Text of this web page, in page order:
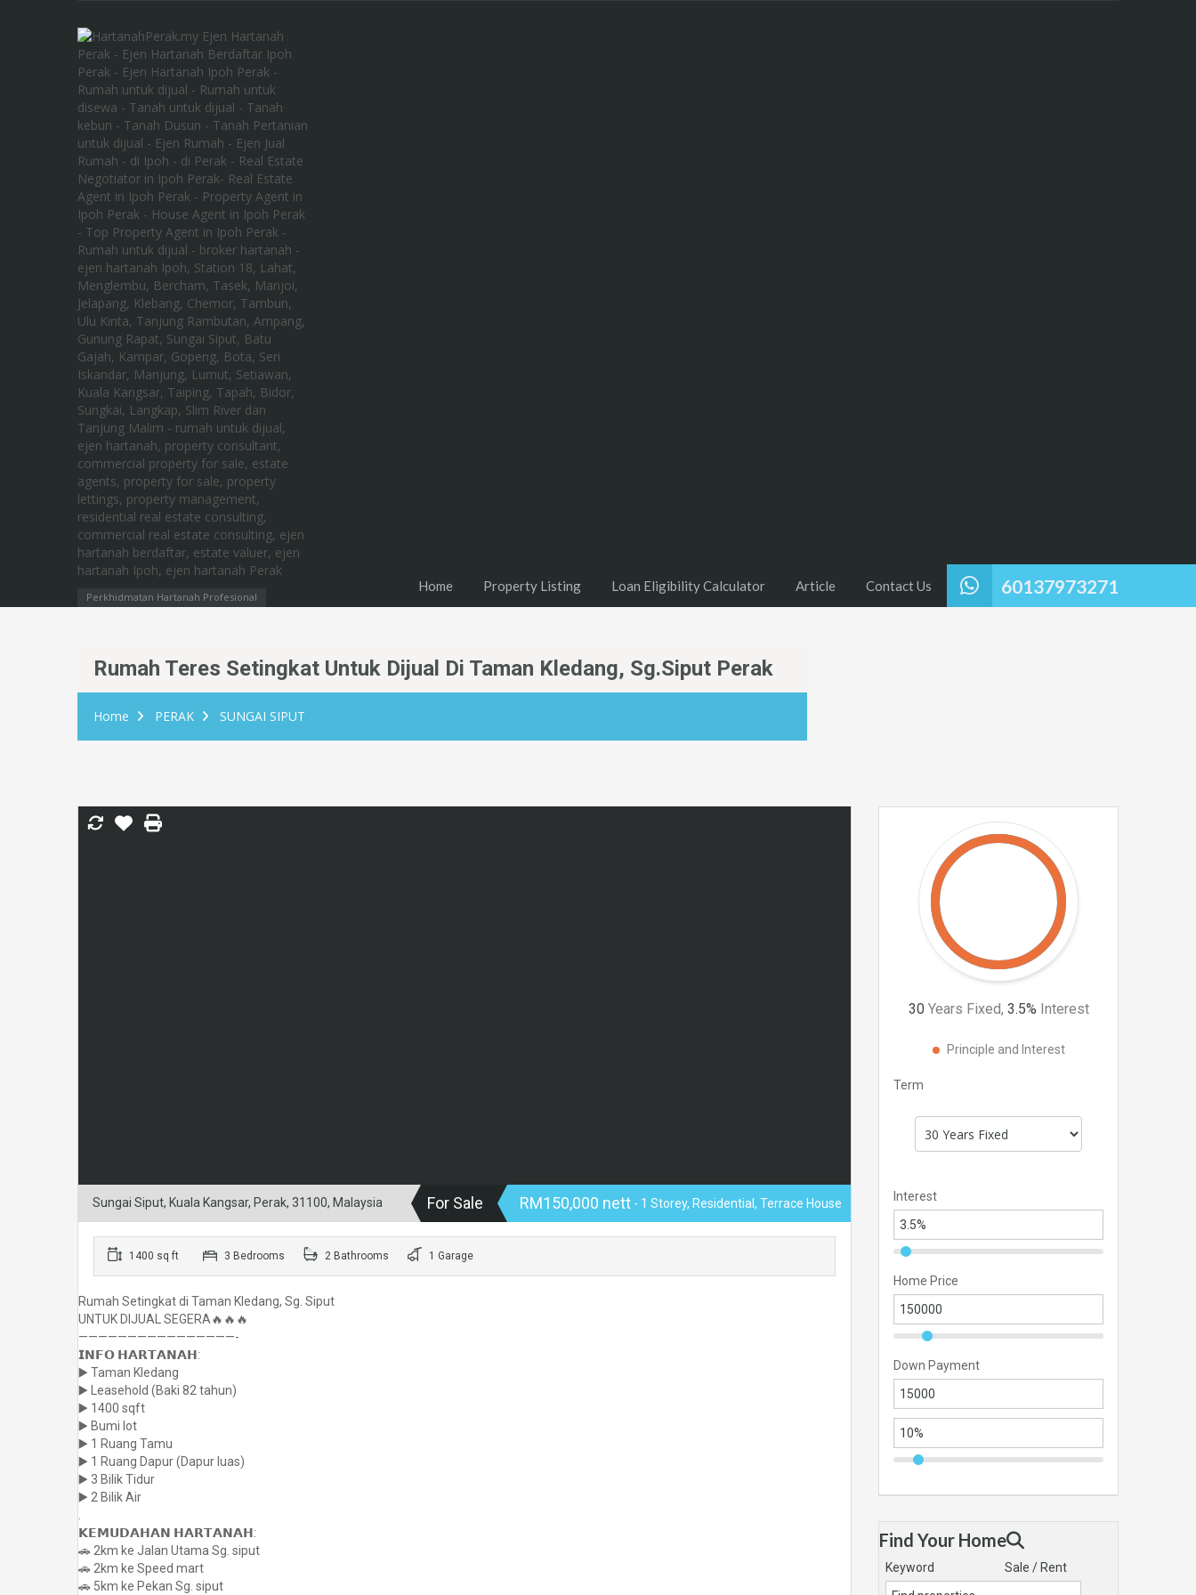
Perkhidmatan Hartanah Profesional 60137973271
Home Property Listing Loan Eligibility Calculator Article Contact Us
Rumah Teres Setingkat Untuk Dijual Di Taman Kledang, Sg.Siput Perak
Home PERAK SUNGAI SIPUT
Sungai Siput, Kuala Kangsar, Perak, 31100, Malaysia For Sale RM150,000 nett - 1 Storey, Residential, Terrace House
1400 sq ft 3 Bedrooms 2 Bathrooms 1 Garage
Rumah Setingkat di Taman Kledang, Sg. Siput
UNTUK DIJUAL SEGERA🔥🔥🔥
————————————————-
𝗜𝗡𝗙𝗢 𝗛𝗔𝗥𝗧𝗔𝗡𝗔𝗛:
▶️ Taman Kledang
▶️ Leasehold (Baki 82 tahun)
▶️ 1400 sqft
▶️ Bumi lot
▶️ 1 Ruang Tamu
▶️ 1 Ruang Dapur (Dapur luas)
▶️ 3 Bilik Tidur
▶️ 2 Bilik Air
.
𝗞𝗘𝗠𝗨𝗗𝗔𝗛𝗔𝗡 𝗛𝗔𝗥𝗧𝗔𝗡𝗔𝗛:
🚗 2km ke Jalan Utama Sg. siput
🚗 2km ke Speed mart
🚗 5km ke Pekan Sg. siput
30 Years Fixed, 3.5% Interest
Principle and Interest
Term
Interest
Home Price
Down Payment
Find Your Home
Keyword Sale / Rent